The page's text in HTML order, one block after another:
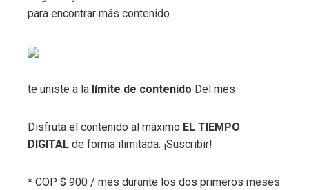
para encontrar más contenido
te uniste a la límite de contenido Del mes
Disfruta el contenido al máximo EL TIEMPO
DIGITAL de forma ilimitada. ¡Suscribir!
* COP $ 900 / mes durante los dos primeros meses